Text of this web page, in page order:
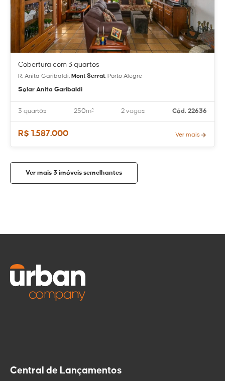
Cobertura com 3 quartos
R. Anita Garibaldi, Mont Serrat, Porto Alegre
Solar Anita Garibaldi
3 quartos 250m² 2 vagas Cód. 22636
R$ 1.587.000 Ver mais
Ver mais 3 imóveis semelhantes
Compartilhar
imóvel
WhatsApp
Copiar link
Tirar dúvidas
Mensagem
Central de Lançamentos